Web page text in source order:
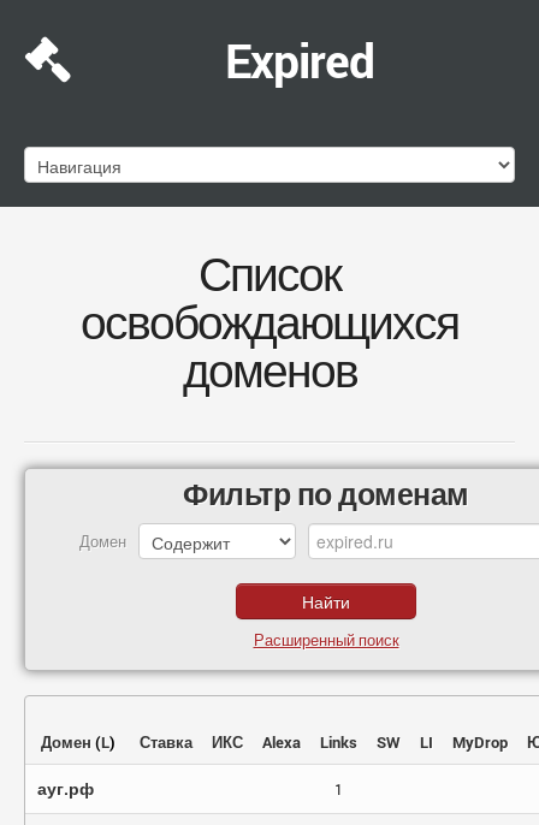
Expired
Список
освобождающихся
доменов
Фильтр по доменам
Домен
Расширенный поиск
Домен (L) Ставка ИКС Alexa Links SW LI MyDrop
ауг.рф 1